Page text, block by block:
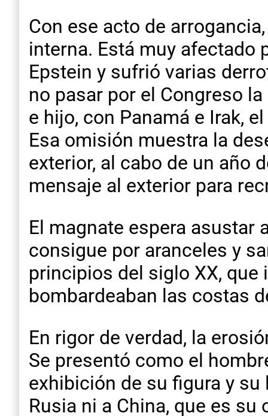
Con ese acto de
interna. Está muy afectado
Epstein y sufrió varias
no pasar por el Congreso
e hijo, con Panamá e Irak,
Esa omisión muestra la
exterior, al cabo de un año
mensaje al exterior para
El magnate espera asustar
consigue por aranceles y
principios del siglo XX, que
bombardeaban las costas
En rigor de verdad, la
Se presentó como el
exhibición de su figura y
Rusia ni a China, que es